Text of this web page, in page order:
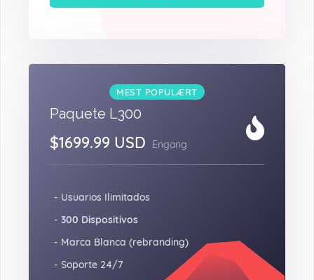
MEST POPULÆRT
Paquete L300
$1699.99 USD Engang
- Usuarios Ilimitados
- 300 Dispositivos
- Marca Blanca (rebranding)
- Soporte 24/7